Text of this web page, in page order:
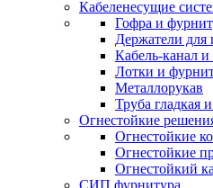
Кабеленесущие
Гофра и
Держатели
Кабель-канал
Лотки и
Металлорукав
Труба гладкая
Огнестойкие
Огнестойкие
Огнестойкие
Огнестойкий
СИП фурнитура